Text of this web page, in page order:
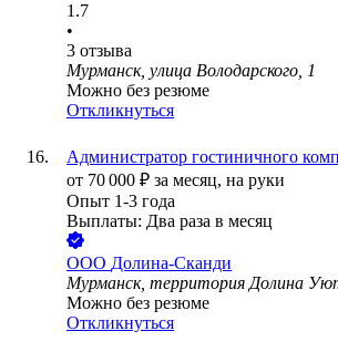
1.7
•
3 отзыва
Мурманск, улица Володарского, 1
Можно без резюме
Откликнуться
Администратор гостиничного
от 70 000 ₽ за месяц, на руки
Опыт 1-3 года
Выплаты: Два раза в месяц
ООО Долина-Сканди
Мурманск, территория Долина
Можно без резюме
Откликнуться